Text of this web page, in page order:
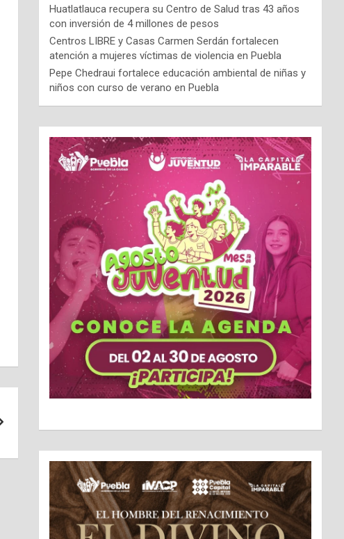
Huatlatlauca recupera su Centro de Salud tras 43 años
con inversión de 4 millones de pesos
Centros LIBRE y Casas Carmen Serdán fortalecen
atención a mujeres víctimas de violencia en Puebla
Pepe Chedraui fortalece educación ambiental de niñas y
niños con curso de verano en Puebla